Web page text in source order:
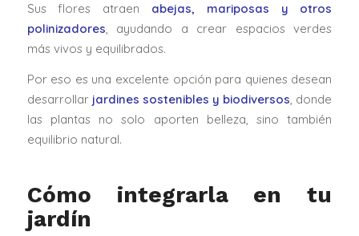
Sus flores atraen abejas, mariposas y otros
polinizadores, ayudando a crear espacios verdes
más vivos y equilibrados.
Por eso es una excelente opción para quienes desean
desarrollar jardines sostenibles y biodiversos, donde
las plantas no solo aporten belleza, sino también
equilibrio natural.
Cómo integrarla en tu
jardín